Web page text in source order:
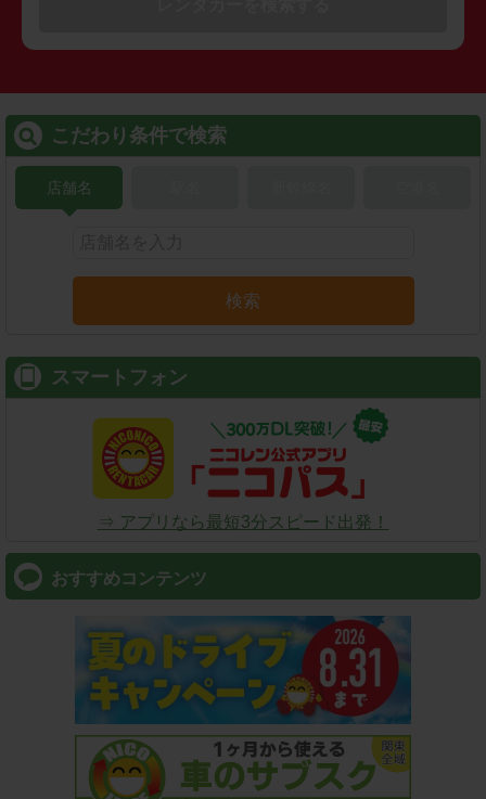
こだわり条件で検索
店舗名
検索
スマートフォン
⇒ アプリなら最短3分スピード出発！
おすすめコンテンツ